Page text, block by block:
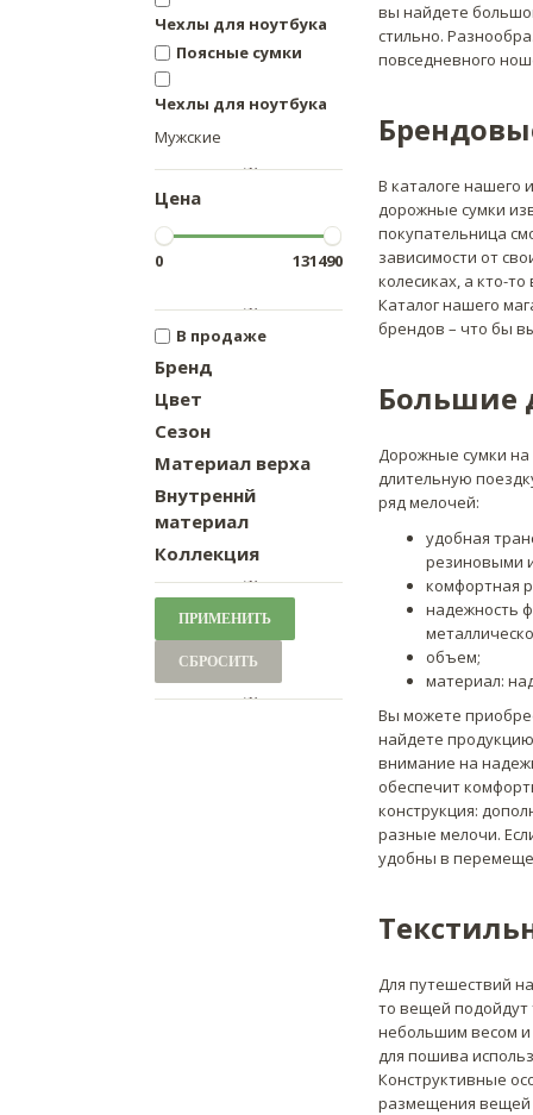
Чехлы для ноутбука
Поясные сумки
Чехлы для ноутбука
Мужские
Цена
0 131490
В продаже
Бренд
Цвет
Сезон
Материал верха
Внутреннй
материал
Коллекция
ПРИМЕНИТЬ
СБРОСИТЬ
вы найдете
стильно.
повседневного
В каталоге нашего
дорожные сумки
покупательница
зависимости от
колесиках, а кто-
Каталог нашего
брендов – что бы
Большие
Дорожные сумки на
длительную
ряд мелочей:
удобная
резиновыми
комфортная
надежность
объем;
материал:
Вы можете
найдете
внимание на
обеспечит
конструкция:
разные мелочи.
удобны в
Для путешествий
то вещей
небольшим весом и
для пошива
Конструктивные
размещения вещей